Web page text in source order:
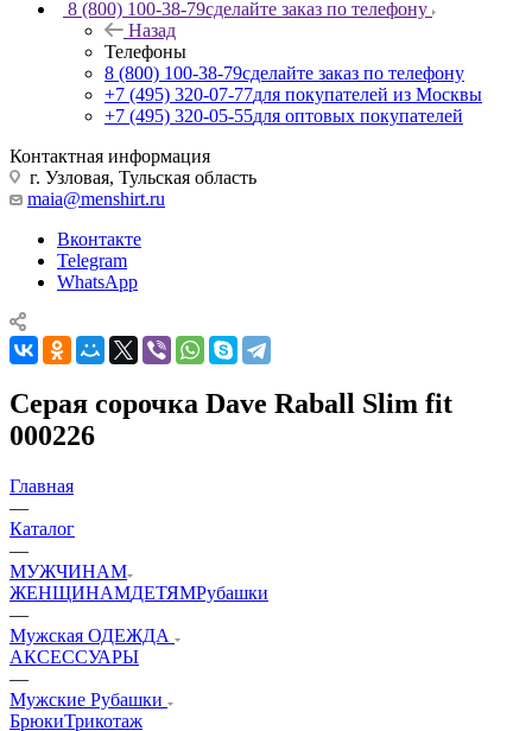
8 (800) 100-38-79сделайте заказ по телефону
Назад
Телефоны
8 (800) 100-38-79сделайте заказ по телефону
+7 (495) 320-07-77для покупателей из Москвы
+7 (495) 320-05-55для оптовых покупателей
Контактная информация
г. Узловая, Тульская область
maia@menshirt.ru
Вконтакте
Telegram
WhatsApp
Серая сорочка Dave Raball Slim fit
000226
Главная
—
Каталог
—
МУЖЧИНАМ
ЖЕНЩИНАМДЕТЯМРубашки
—
Мужская ОДЕЖДА
АКСЕССУАРЫ
—
Мужские Рубашки
БрюкиТрикотаж